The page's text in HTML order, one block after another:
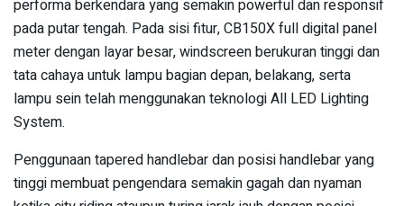
performa berkendara yang semakin powerful dan responsif
pada putar tengah. Pada sisi fitur, CB150X full digital panel
meter dengan layar besar, windscreen berukuran tinggi dan
tata cahaya untuk lampu bagian depan, belakang, serta
lampu sein telah menggunakan teknologi All LED Lighting
System.
Penggunaan tapered handlebar dan posisi handlebar yang
tinggi membuat pengendara semakin gagah dan nyaman